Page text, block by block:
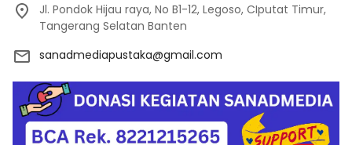
Jl. Pondok Hijau raya, No B1-12, Legoso, CIputat Timur,
Tangerang Selatan Banten
sanadmediapustaka@gmail.com